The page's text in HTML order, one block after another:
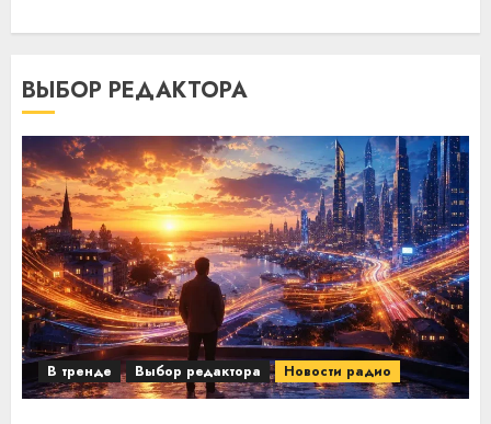
ВЫБОР РЕДАКТОРА
В тренде Выбор редактора Новости радио